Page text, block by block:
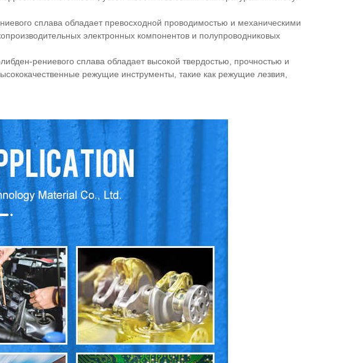
сплава обладает превосходной проводимостью и механическими
электронных компонентов и полупроводниковых
рениевого сплава обладает высокой твердостью, прочностью и
режущие инструменты, такие как режущие лезвия,